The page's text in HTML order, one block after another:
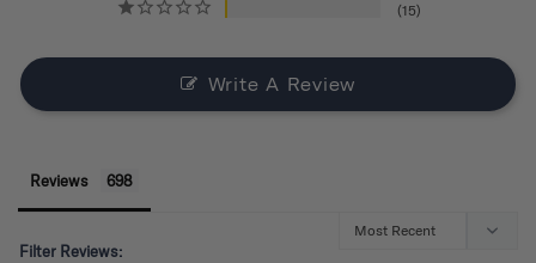
15
Write A Review
Reviews
Filter Reviews: